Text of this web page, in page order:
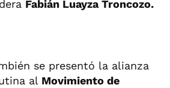
Fabián Luayza Troncozo.
se presentó la alianza
al Movimiento de